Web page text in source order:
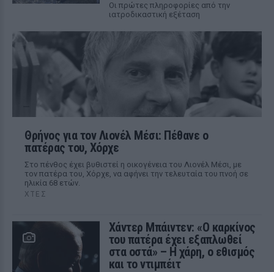
Οι πρώτες πληροφορίες από την
ιατροδικαστική εξέταση
Θρήνος για τον Λιονέλ Μέσι: Πέθανε ο
πατέρας του, Χόρχε
Στο πένθος έχει βυθιστεί η οικογένεια του Λιονέλ Μέσι, με
τον πατέρα του, Χόρχε, να αφήνει την τελευταία του πνοή σε
ηλικία 68 ετών.
ΧΤΕΣ
Χάντερ Μπάιντεν: «Ο καρκίνος
του πατέρα έχει εξαπλωθεί
στα οστά» – Η χάρη, ο εθισμός
και το ντιμπέιτ